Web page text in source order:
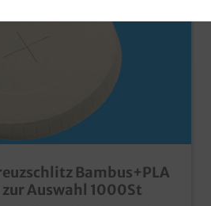
Bambus+PLA
Auswahl 1000St